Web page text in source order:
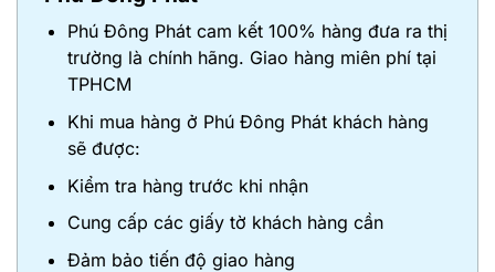
Phú Đông Phát cam kết 100% hàng đưa ra thị
trường là chính hãng. Giao hàng miên phí tại
TPHCM
Khi mua hàng ở Phú Đông Phát khách hàng
sẽ được:
Kiểm tra hàng trước khi nhận
Cung cấp các giấy tờ khách hàng cần
Đảm bảo tiến độ giao hàng